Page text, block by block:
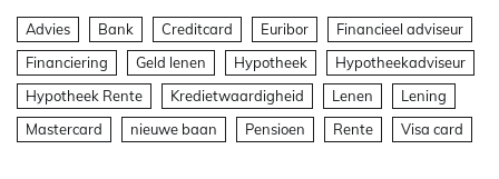
Advies Bank Creditcard Euribor
Financieel adviseur
Financiering
Geld lenen Hypotheek
Hypotheekadviseur
Hypotheek Rente
Kredietwaardigheid Lenen
Lening
Mastercard
nieuwe baan Pensioen Rente Visa card